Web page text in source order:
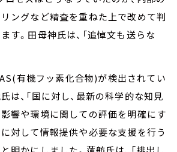
ングなど精査を重ねた上で改めて判
す。田母神氏は、「追悼文も送らな
有機フッ素化合物)が検出されてい
は、「国に対し、最新の科学的な知見
響や環境に関しての評価を明確にす
対して情報提供や必要な支援を行う